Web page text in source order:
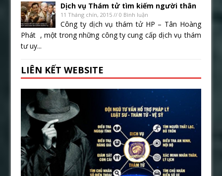
Dịch vụ Thám tử tìm kiếm người thân
11 Tháng chín, 2015 // 0 Bình luận
Công ty dịch vụ thám tử HP – Tân Hoàng
Phát , một trong những công ty cung cấp dịch vụ thám
tư uy...
LIÊN KẾT WEBSITE